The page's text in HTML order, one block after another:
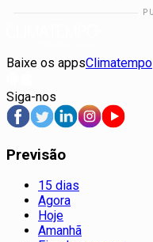
Baixe os appsClimatempo
Siga-nos
Previsão
15 dias
Agora
Hoje
Amanhã